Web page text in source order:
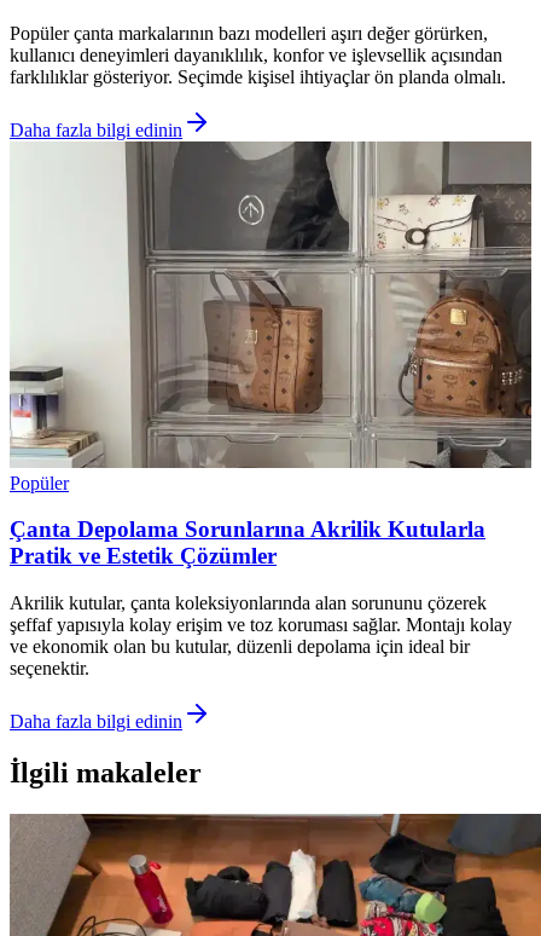
Popüler çanta markalarının bazı modelleri aşırı değer görürken,
kullanıcı deneyimleri dayanıklılık, konfor ve işlevsellik açısından
farklılıklar gösteriyor. Seçimde kişisel ihtiyaçlar ön planda olmalı.
Daha fazla bilgi edinin
Popüler
Çanta Depolama Sorunlarına Akrilik Kutularla
Pratik ve Estetik Çözümler
Akrilik kutular, çanta koleksiyonlarında alan sorununu çözerek
şeffaf yapısıyla kolay erişim ve toz koruması sağlar. Montajı kolay
ve ekonomik olan bu kutular, düzenli depolama için ideal bir
seçenektir.
Daha fazla bilgi edinin
İlgili makaleler